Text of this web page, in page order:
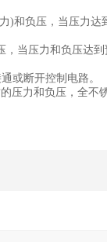
)和负压，当压力达
当压力和负压达
或断开控制电路。
压力和负压，全不